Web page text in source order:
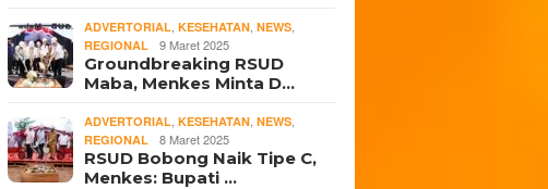
ADVERTORIAL ,KESEHATAN ,NEWS
REGIONAL 9 Maret 2025
Groundbreaking RSUD
Maba, Menkes Minta D…
ADVERTORIAL ,KESEHATAN ,NEWS
REGIONAL 8 Maret 2025
RSUD Bobong Naik Tipe C,
Menkes: Bupati …